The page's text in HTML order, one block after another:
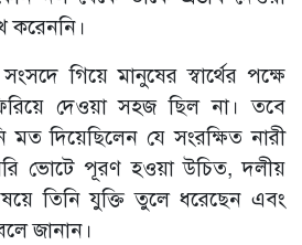
করেননি।
গিয়ে মানুষের স্বার্থের পক্ষে
দেওয়া সহজ ছিল না। তবে
দিয়েছিলেন যে সংরক্ষিত নারী
ভোটে পূরণ হওয়া উচিত, দলীয়
তিনি যুক্তি তুলে ধরেছেন এবং
জানান।